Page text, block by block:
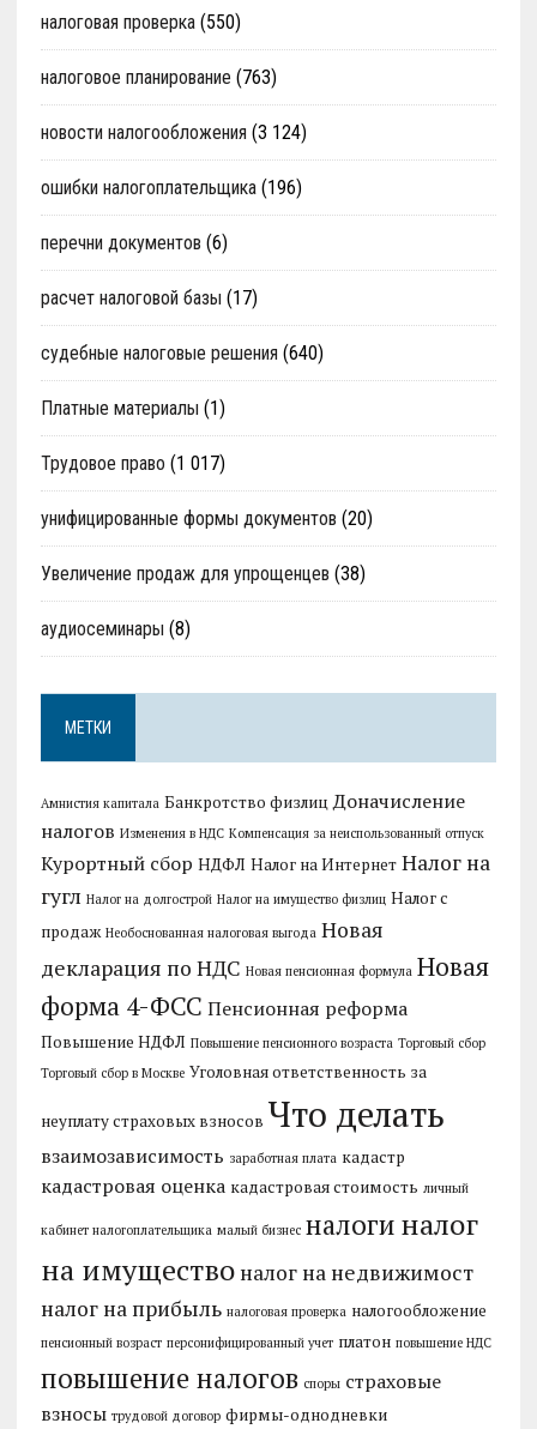
налоговая проверка(550)
налоговое планирование (763)
новости налогообложения (3 124)
ошибки налогоплательщика(196)
перечни документов (6)
расчет налоговой базы (17)
судебные налоговые решения (640)
Платные материалы (1)
Трудовое право (1 017)
унифицированные формы документов (20)
Увеличение продаж для упрощенцев (38)
аудиосеминары (8)
МЕТКИ
Амнистия капитала Банкротство физлиц Доначисление
налогов Изменения в НДС Компенсация за неиспользованный отпуск
Курортный сбор НДФЛ Налог на Интернет Налог на
гугл Налог на долгострой Налог на имущество физлиц Налог с
продаж Необоснованная налоговая выгода Новая
декларация по НДС Новая пенсионная формула Новая
форма 4-ФСС Пенсионная реформа
Повышение НДФЛ Повышение пенсионного возраста Торговый сбор
Торговый сбор в Москве Уголовная ответственность за
неуплату страховых взносов Что делать
взаимозависимость заработная плата кадастр
кадастровая оценка кадастровая стоимость личный
кабинет налогоплательщика малый бизнес налоги налог
на имущество налог на недвижимост
налог на прибыль налоговая проверка налогообложение
пенсионный возраст персонифицированный учет платон повышение НДС
повышение налогов споры страховые
взносы трудовой договор фирмы-однодневки